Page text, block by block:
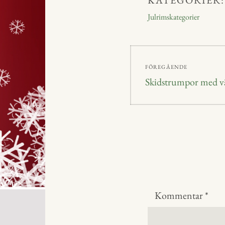
ok
Julrimskategorier
FÖREGÅENDE
Föregående
Skidstrumpor med
Kommentar*